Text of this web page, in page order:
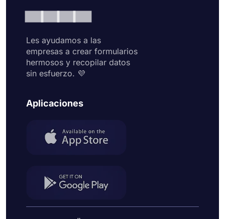
Les ayudamos a las
empresas a crear formularios
hermosos y recopilar datos
sin esfuerzo. 💜
Aplicaciones